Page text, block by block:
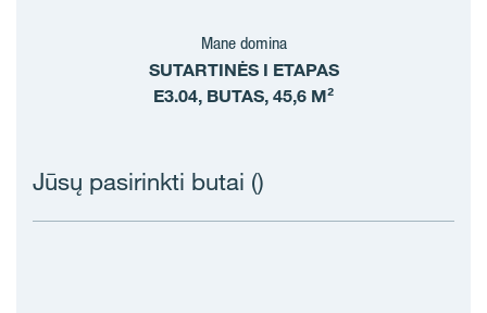
Mane domina
SUTARTINĖS I ETAPAS
E3.04, BUTAS, 45,6 M²
Jūsų pasirinkti butai ()